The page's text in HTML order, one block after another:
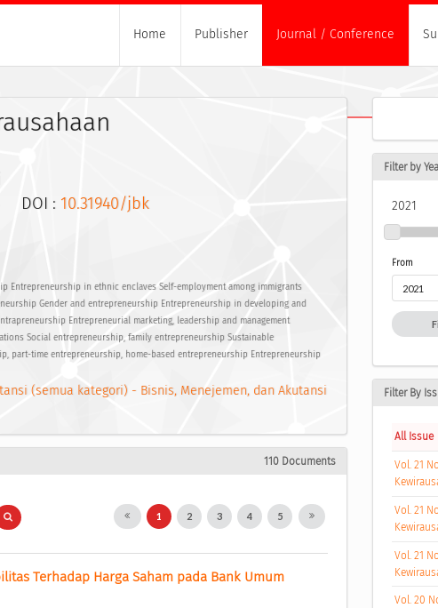
Home Publisher Journal / Conference
: 10.31940/jbk
Entrepreneurship in ethnic enclaves Self-employment among immigrants
Gender and entrepreneurship Entrepreneurship in developing and
Entrepreneurial marketing, leadership and management
Social entrepreneurship, family entrepreneurship Sustainable
part-time entrepreneurship, home-based entrepreneurship Entrepreneurship
(semua kategori) - Bisnis, Menejemen, dan Akutansi
110 Documents
1 2 3 4 5
Terhadap Harga Saham pada Bank Umum
Filter by
2021
From
Filter By
All Issue
Vol. 21
Vol. 21
Vol. 21
Vol. 20